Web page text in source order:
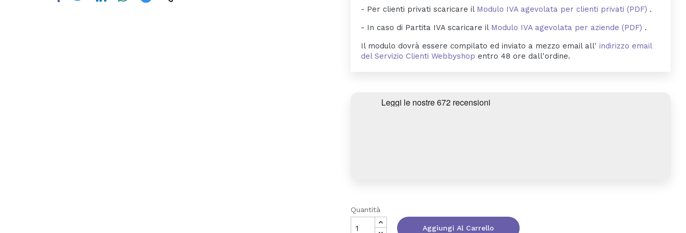
- Per clienti privati scaricare il Modulo IVA agevolata per clienti privati (PDF) .
- In caso di Partita IVA scaricare il Modulo IVA agevolata per aziende (PDF) .
Il modulo dovrà essere compilato ed inviato a mezzo email all' indirizzo email
del Servizio Clienti Webbyshop entro 48 ore dall'ordine.
Quantità
Aggiungi Al Carrello